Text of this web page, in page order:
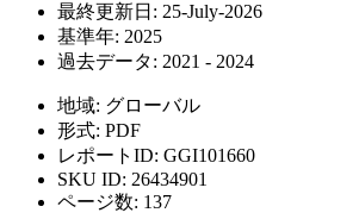
最終更新日: 25-July-2026
基準年: 2025
過去データ: 2021 - 2024
地域: グローバル
形式: PDF
レポートID: GGI101660
SKU ID: 26434901
ページ数: 137